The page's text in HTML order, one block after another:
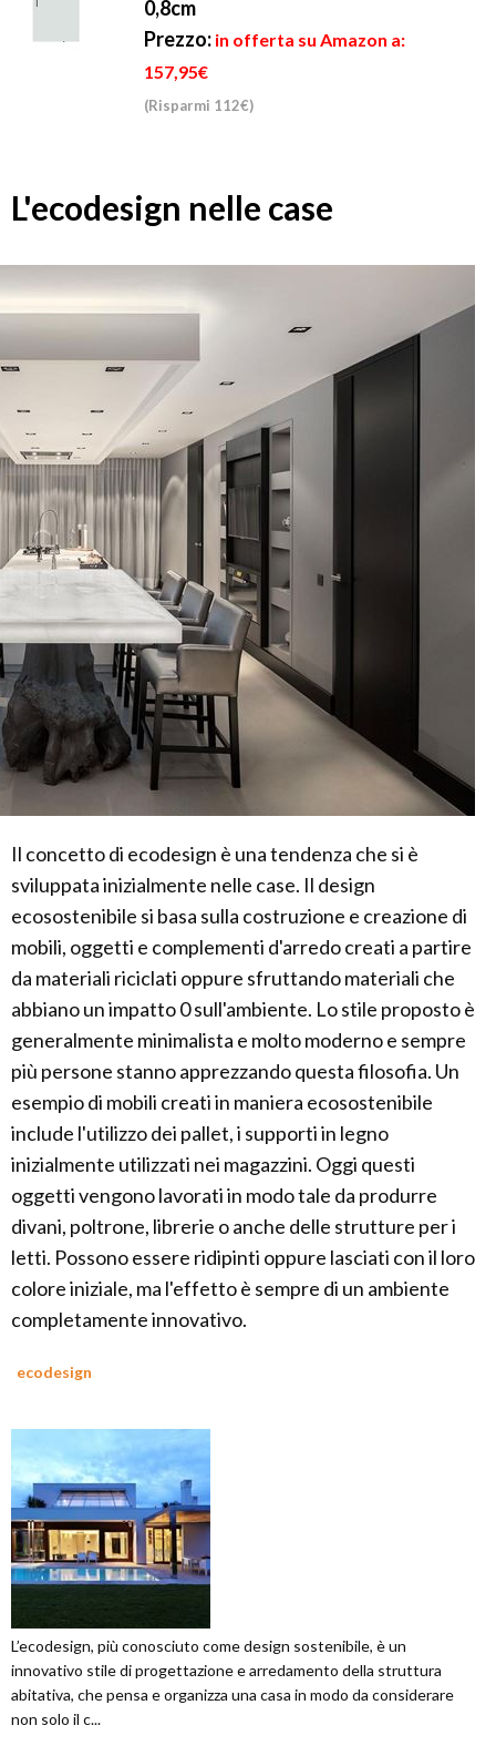
0,8cm
Prezzo: in offerta su Amazon a:
157,95€
(Risparmi 112€)
L'ecodesign nelle case
Il concetto di ecodesign è una tendenza che si è
sviluppata inizialmente nelle case. Il design
ecosostenibile si basa sulla costruzione e creazione di
mobili, oggetti e complementi d'arredo creati a partire
da materiali riciclati oppure sfruttando materiali che
abbiano un impatto 0 sull'ambiente. Lo stile proposto è
generalmente minimalista e molto moderno e sempre
più persone stanno apprezzando questa filosofia. Un
esempio di mobili creati in maniera ecosostenibile
include l'utilizzo dei pallet, i supporti in legno
inizialmente utilizzati nei magazzini. Oggi questi
oggetti vengono lavorati in modo tale da produrre
divani, poltrone, librerie o anche delle strutture per i
letti. Possono essere ridipinti oppure lasciati con il loro
colore iniziale, ma l'effetto è sempre di un ambiente
completamente innovativo.
ecodesign
L’ecodesign, più conosciuto come design sostenibile, è un
innovativo stile di progettazione e arredamento della struttura
abitativa, che pensa e organizza una casa in modo da considerare
non solo il c...